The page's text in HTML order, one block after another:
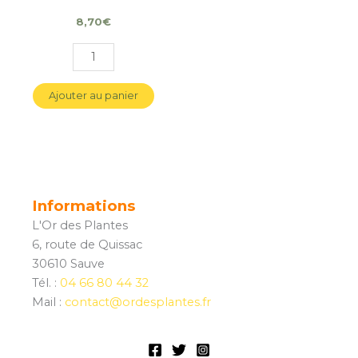
8,70€
Ajouter au panier
Informations
L'Or des Plantes
6, route de Quissac
30610 Sauve
Tél. : 04 66 80 44 32
Mail : contact@ordesplantes.fr